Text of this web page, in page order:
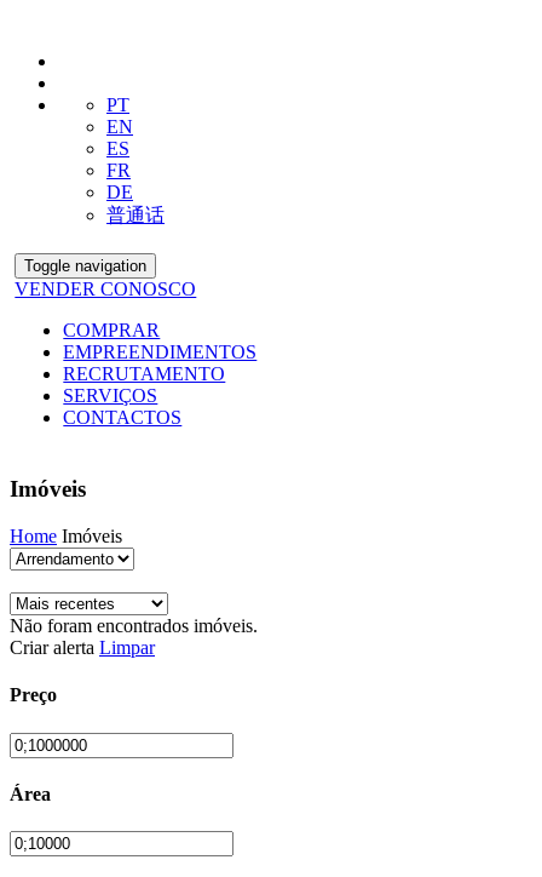
PT
EN
ES
FR
DE
普通话
Toggle navigation
VENDER CONOSCO
COMPRAR
EMPREENDIMENTOS
RECRUTAMENTO
SERVIÇOS
CONTACTOS
Imóveis
Home Imóveis
Não foram encontrados imóveis.
Criar alerta Limpar
Preço
Área